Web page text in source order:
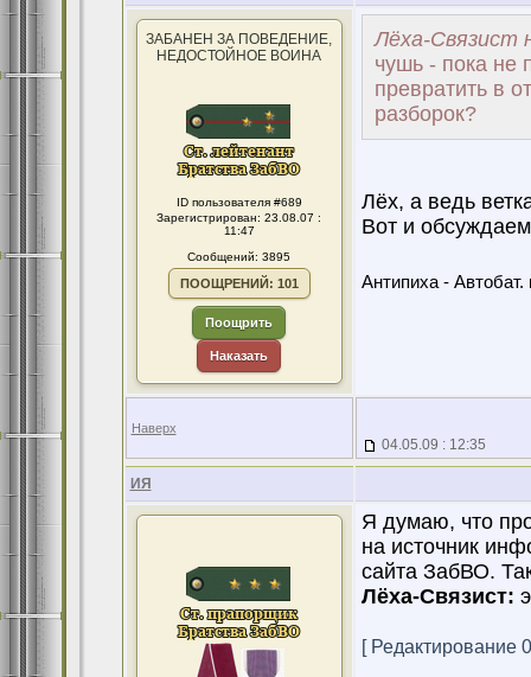
ЗАБАНЕН ЗА ПОВЕДЕНИЕ,
НЕДОСТОЙНОЕ ВОИНА
ID пользователя #689
Зарегистрирован: 23.08.07 :
11:47
Сообщений: 3895
ПООЩРЕНИЙ: 101
Поощрить
Наказать
Лёха-Связист
чушь - пока не
превратить в
разборок?
Лёх, а ведь
Вот и
Антипиха - Автобат.
Наверх
04.05.09 : 12:35
ИЯ
Я думаю, что
на источник
сайта ЗабВО.
Лёха-Связист:
[ Редактирование